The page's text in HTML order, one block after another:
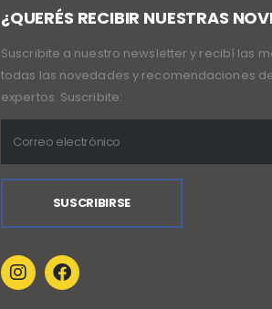
¿QUERÉS RECIBIR NUESTRAS
Suscribite a nuestro newsletter y recibí las
todas las novedades y recomendaciones
expertos. Suscribite: